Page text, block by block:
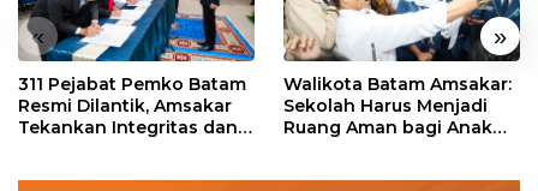
« »
311 Pejabat Pemko Batam
Resmi Dilantik, Amsakar
Tekankan Integritas dan
Walikota Batam Amsakar:
Sekolah Harus Menjadi
Ruang Aman bagi Anak